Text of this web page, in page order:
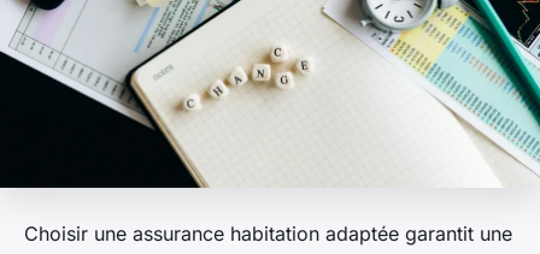
Choisir une assurance habitation adaptée garantit une